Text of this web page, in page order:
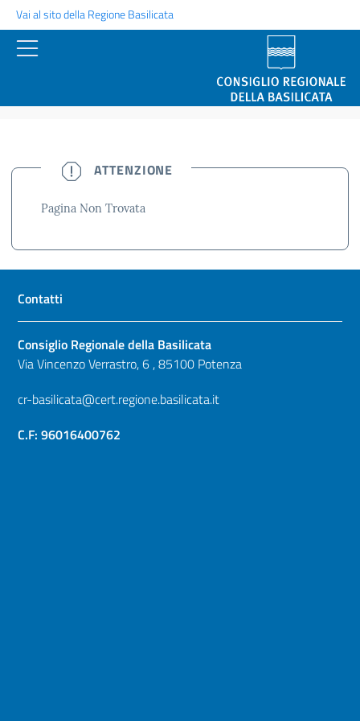
Vai al sito della Regione Basilicata
NON TROVATA
ATTENZIONE
Pagina Non Trovata
Contatti
Consiglio Regionale della Basilicata
Via Vincenzo Verrastro, 6 , 85100 Potenza
cr-basilicata@cert.regione.basilicata.it
C.F: 96016400762